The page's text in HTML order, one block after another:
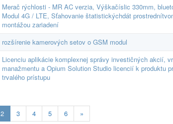
Merač rýchlosti - MR AC verzia, Výškačíslic 330mm,
Modul 4G / LTE, Sťahovanie štatistickýchdát
montážou zariadení
rozšírenie kamerových setov o GSM modul
Licenciu aplikácie komplexnej správy investičných akcií,
manažmentu a Opium Solution Studio licencií k produktu
trvalého prístupu
2Aktuálna
stránka
3 4 5 6 »